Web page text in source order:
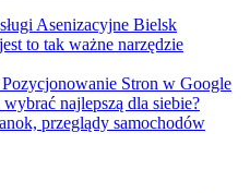
Asenizacyjne Bielsk
to tak ważne narzędzie
Stron w Google
najlepszą dla siebie?
przeglądy samochodów